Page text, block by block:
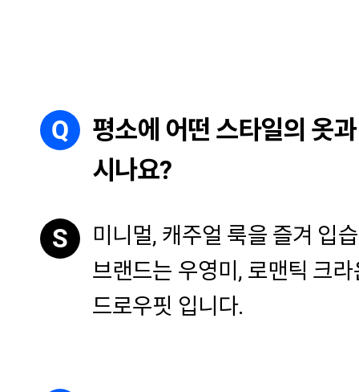
Q
평소에 어떤 스타일의 옷
시나요?
S
미니멀, 캐주얼 룩을 즐겨 입
브랜드는 우영미, 로맨틱 크
드로우핏 입니다.